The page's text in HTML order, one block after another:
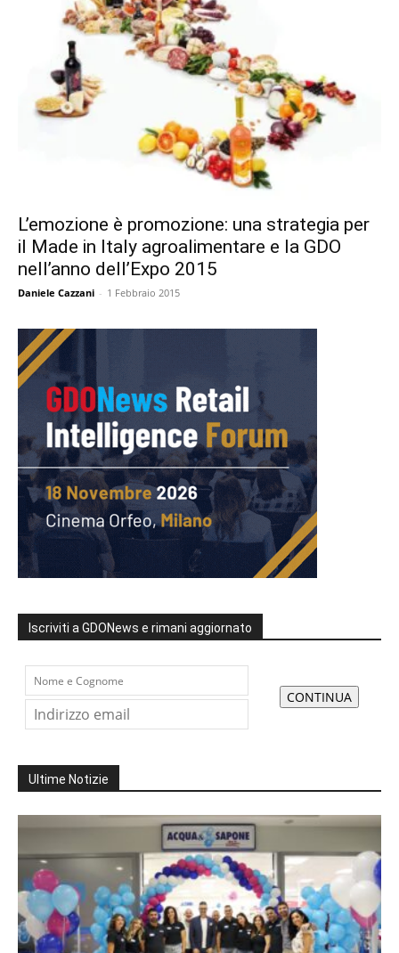
L’emozione è promozione: una strategia per
il Made in Italy agroalimentare e la GDO
nell’anno dell’Expo 2015
Daniele Cazzani - 1 Febbraio 2015
Iscriviti a GDONews e rimani aggiornato
Ultime Notizie